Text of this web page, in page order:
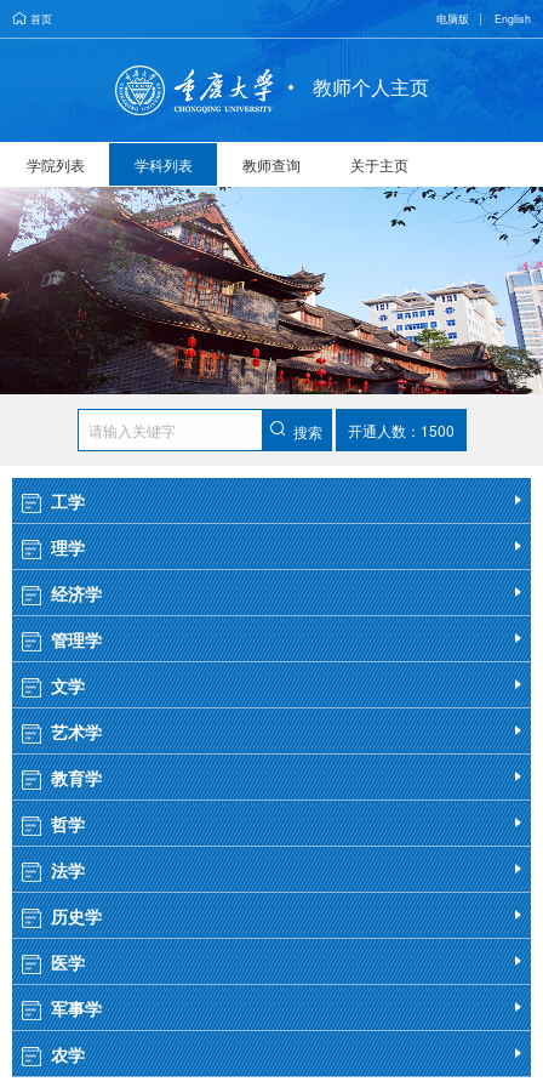
首页 电脑版 English
教师个人主页
学院列表 学科列表 教师查询 关于主页
搜索 开通人数：1500
工学
理学
经济学
管理学
文学
艺术学
教育学
哲学
法学
历史学
医学
军事学
农学